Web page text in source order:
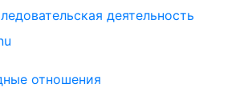
деятельность
отношения